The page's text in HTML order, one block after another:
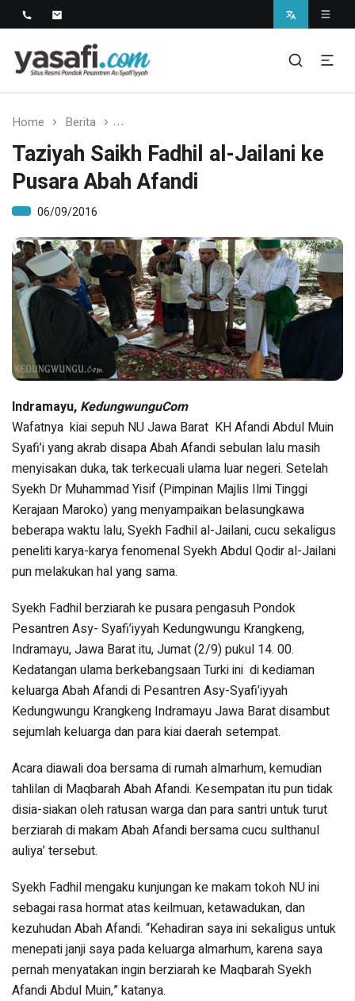
Home Berita Taziyah Saikh Fadhil al-Jailani ke Pusara
Taziyah Saikh Fadhil al-Jailani ke
Pusara Abah Afandi
06/09/2016
Indramayu, KedungwunguCom
Wafatnya kiai sepuh NU Jawa Barat KH Afandi Abdul Muin
Syafi’i yang akrab disapa Abah Afandi sebulan lalu masih
menyisakan duka, tak terkecuali ulama luar negeri. Setelah
Syekh Dr Muhammad Yisif (Pimpinan Majlis Ilmi Tinggi
Kerajaan Maroko) yang menyampaikan belasungkawa
beberapa waktu lalu, Syekh Fadhil al-Jailani, cucu sekaligus
peneliti karya-karya fenomenal Syekh Abdul Qodir al-Jailani
pun melakukan hal yang sama.
Syekh Fadhil berziarah ke pusara pengasuh Pondok
Pesantren Asy- Syafi’iyyah Kedungwungu Krangkeng,
Indramayu, Jawa Barat itu, Jumat (2/9) pukul 14. 00.
Kedatangan ulama berkebangsaan Turki ini di kediaman
keluarga Abah Afandi di Pesantren Asy-Syafi’iyyah
Kedungwungu Krangkeng Indramayu Jawa Barat disambut
sejumlah keluarga dan para kiai daerah setempat.
Acara diawali doa bersama di rumah almarhum, kemudian
tahlilan di Maqbarah Abah Afandi. Kesempatan itu pun tidak
disia-siakan oleh ratusan warga dan para santri untuk turut
berziarah di makam Abah Afandi bersama cucu sulthanul
auliya’ tersebut.
Syekh Fadhil mengaku kunjungan ke makam tokoh NU ini
sebagai rasa hormat atas keilmuan, ketawadukan, dan
kezuhudan Abah Afandi. “Kehadiran saya ini sekaligus untuk
menepati janji saya pada keluarga almarhum, karena saya
pernah menyatakan ingin berziarah ke Maqbarah Syekh
Afandi Abdul Muin,” katanya.